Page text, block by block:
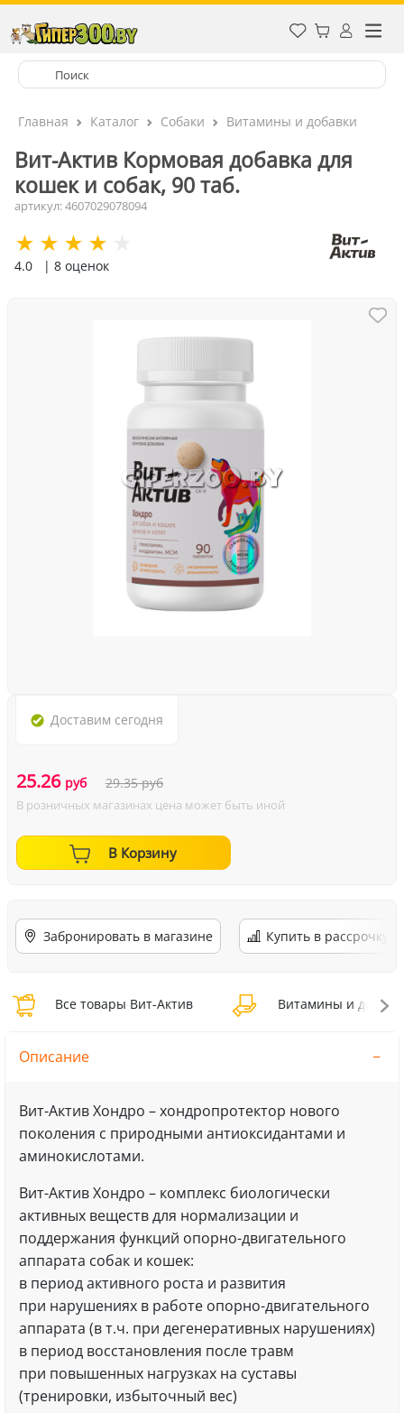
Главная Каталог Собаки Витамины и добавки
Вит-Актив Кормовая добавка для
кошек и собак, 90 таб.
артикул: 4607029078094
4.0 | 8 оценок
Доставим сегодня
25.26 руб 29.35руб
В розничных магазинах цена может быть иной
В Корзину
Забронировать в магазине Купить в рассрочку
Все товары Вит-Актив Витамины и
Описание
Вит-Актив Хондро – хондропротектор нового
поколения с природными антиоксидантами и
аминокислотами.
Вит-Актив Хондро – комплекс биологически
активных веществ для нормализации и
поддержания функций опорно-двигательного
аппарата собак и кошек:
в период активного роста и развития
при нарушениях в работе опорно-двигательного
аппарата (в т.ч. при дегенеративных нарушениях)
в период восстановления после травм
при повышенных нагрузках на суставы
(тренировки, избыточный вес)